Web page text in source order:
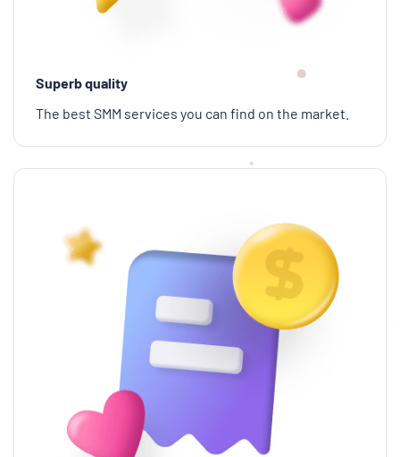
Superb quality
The best SMM services you can find on the market.